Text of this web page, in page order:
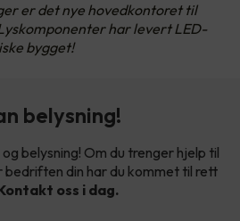
er det nye hovedkontoret til
har levert LED-
bygget!
belysning!
belysning! Om du trenger hjelp til
bedriften din har du kommet til rett
oss i dag.